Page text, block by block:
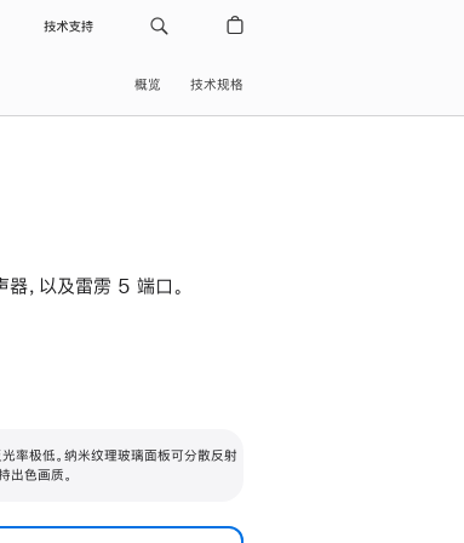
技术支持
概览 技术规格
，以及雷雳 5 端口。
率极低。纳米纹理玻璃面板可分散反射
出色画质。